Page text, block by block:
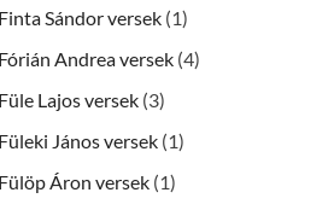
Finta Sándor versek (1)
Fórián Andrea versek (4)
Füle Lajos versek (3)
Füleki János versek (1)
Fülöp Áron versek (1)